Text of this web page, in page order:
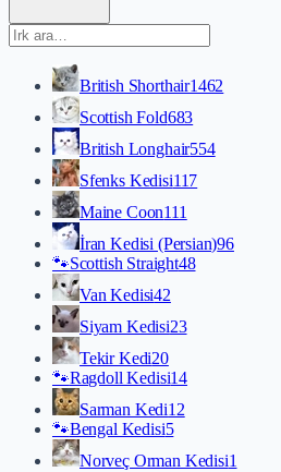
British Shorthair1462
Scottish Fold683
British Longhair554
Sfenks Kedisi117
Maine Coon111
İran Kedisi (Persian)96
🐾Scottish Straight48
Van Kedisi42
Siyam Kedisi23
Tekir Kedi20
🐾Ragdoll Kedisi14
Sarman Kedi12
🐾Bengal Kedisi5
Norveç Orman Kedisi1